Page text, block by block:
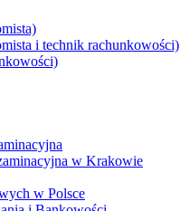
i technik rachunkowości)
w Krakowie
w Polsce